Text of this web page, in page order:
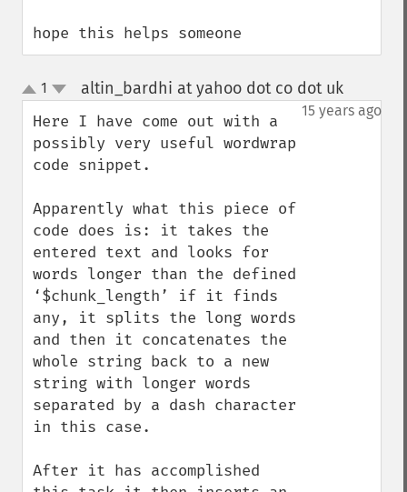
hope this helps someone
up
down
1 altin_bardhi at yahoo dot co dot uk¶
15 years ago
Here I have come out with a
possibly very useful wordwrap
code snippet.
Apparently what this piece of
code does is: it takes the
entered text and looks for
words longer than the defined
‘$chunk_length’ if it finds
any, it splits the long words
and then it concatenates the
whole string back to a new
string with longer words
separated by a dash character
in this case.
After it has accomplished